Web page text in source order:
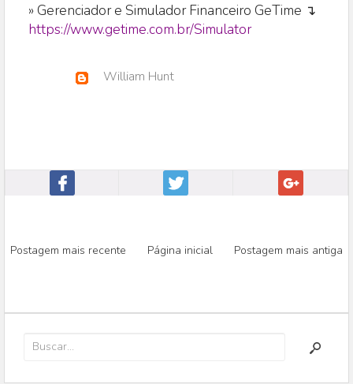
» Gerenciador e Simulador Financeiro GeTime ↴
https://www.getime.com.br/Simulator
William Hunt
Postagem mais recente Página inicial Postagem mais antiga